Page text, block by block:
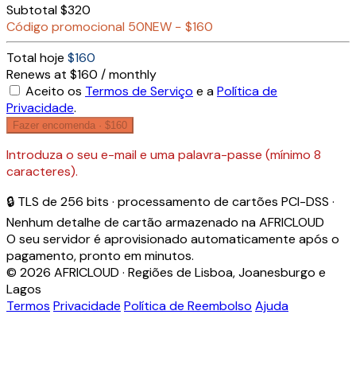
Subtotal$320
Código promocional 50NEW − $160
Total hoje $160
Renews at $160 / monthly
Aceito os Termos de Serviço e aPolítica de
Privacidade.
Fazer encomenda · $160
Introduza o seu e-mail e uma palavra-passe (mínimo 8
caracteres).
🔒 TLS de 256 bits · processamento de cartões PCI-DSS ·
Nenhum detalhe de cartão armazenado na AFRICLOUD
O seu servidor é aprovisionado automaticamente após o
pagamento, pronto em minutos.
© 2026 AFRICLOUD · Regiões de Lisboa, Joanesburgo e
Lagos
Termos Privacidade Política de Reembolso Ajuda